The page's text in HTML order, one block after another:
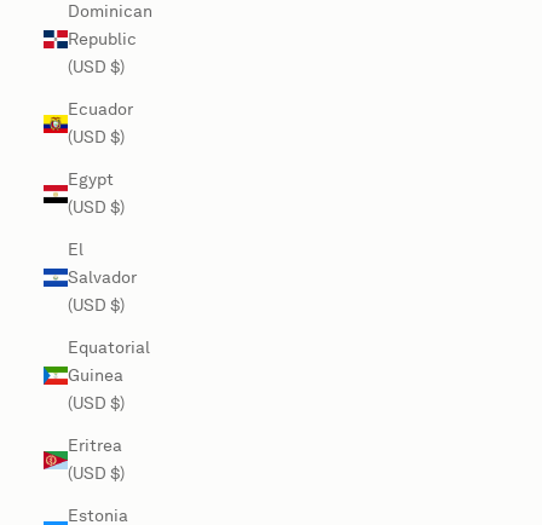
Dominican
Republic
(USD $)
Ecuador
(USD $)
Egypt
(USD $)
El
Salvador
(USD $)
Equatorial
Guinea
(USD $)
Eritrea
(USD $)
Estonia